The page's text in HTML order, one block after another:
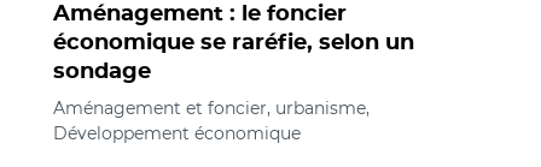
Aménagement : le foncier
économique se raréfie, selon un
sondage
Aménagement et foncier, urbanisme,
Développement économique